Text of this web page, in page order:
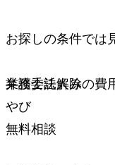
お探しの条件では
業務委託解除の費
業務委託解除の費用
無料相談
弁護士法人み
やび